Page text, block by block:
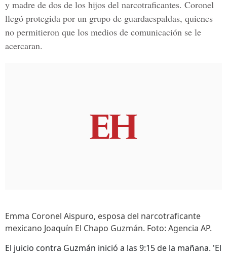
y madre de dos de los hijos del narcotraficantes. Coronel
llegó protegida por un grupo de guardaespaldas, quienes
no permitieron que los medios de comunicación se le
acercaran.
Emma Coronel Aispuro, esposa del narcotraficante
mexicano Joaquín El Chapo Guzmán. Foto: Agencia AP.
El juicio contra Guzmán inició a las 9:15 de la mañana. 'El